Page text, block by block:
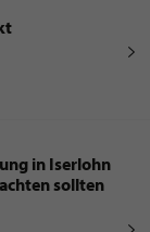
in Iserlohn
sollten